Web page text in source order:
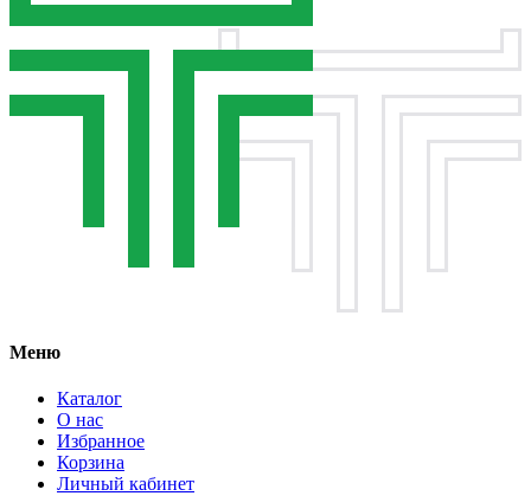
Меню
Каталог
О нас
Избранное
Корзина
Личный кабинет